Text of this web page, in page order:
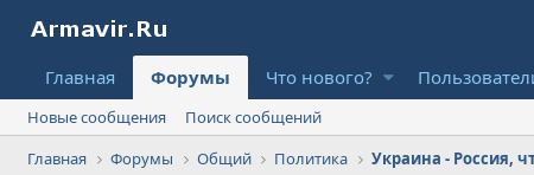
Главная Форумы Что нового?
Новые сообщения
Поиск сообщений
Главная
Форумы Общий Политика Украина - Россия,